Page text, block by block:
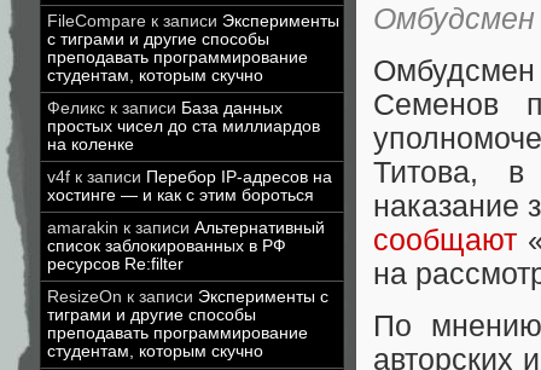
FileCompare к записи Эксперименты
с тиграми и другие способы
преподавать программирование
студентам, которым скучно
Феликс к записи База данных
простых чисел до ста миллиардов
на коленке
v4f к записи Перебор IP-адресов на
хостинге — и как с этим бороться
amarakin к записи Альтернативный
список заблокированных в РФ
ресурсов Re:filter
ResizeOn к записи Эксперименты с
тиграми и другие способы
преподавать программирование
студентам, которым скучно
Семенов
Титова, в
наказание
сообщают
на
По
авторских